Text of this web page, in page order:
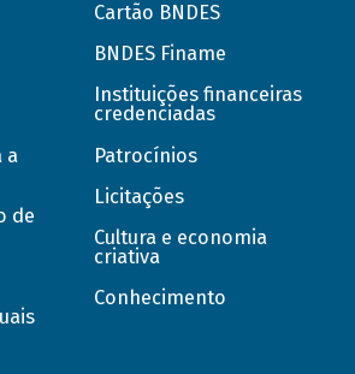
a
de
Cartão BNDES
BNDES Finame
Instituições financeiras
credenciadas
Patrocínios
Licitações
Cultura e economia
criativa
Conhecimento